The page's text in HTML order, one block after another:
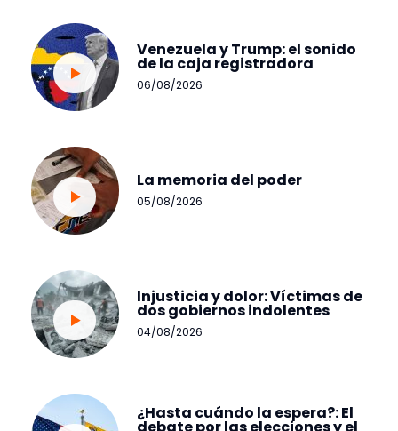
Venezuela y Trump: el sonido
de la caja registradora
06/08/2026
La memoria del poder
05/08/2026
Injusticia y dolor: Víctimas de
dos gobiernos indolentes
04/08/2026
¿Hasta cuándo la espera?: El